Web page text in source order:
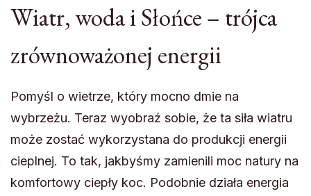
Wiatr, woda i Słońce – trójca
zrównoważonej energii
Pomyśl o wietrze, który mocno dmie na
wybrzeżu. Teraz wyobraź sobie, że ta siła wiatru
może zostać wykorzystana do produkcji energii
cieplnej. To tak, jakbyśmy zamienili moc natury na
komfortowy ciepły koc. Podobnie działa energia